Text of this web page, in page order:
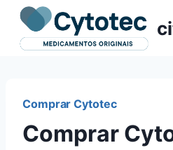
Pular
para
Comprar Cytotec
Comprar